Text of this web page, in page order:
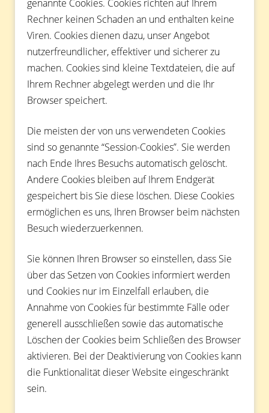
genannte Cookies. Cookies richten auf Ihrem
Rechner keinen Schaden an und enthalten keine
Viren. Cookies dienen dazu, unser Angebot
nutzerfreundlicher, effektiver und sicherer zu
machen. Cookies sind kleine Textdateien, die auf
Ihrem Rechner abgelegt werden und die Ihr
Browser speichert.
Die meisten der von uns verwendeten Cookies
sind so genannte “Session-Cookies”. Sie werden
nach Ende Ihres Besuchs automatisch gelöscht.
Andere Cookies bleiben auf Ihrem Endgerät
gespeichert bis Sie diese löschen. Diese Cookies
ermöglichen es uns, Ihren Browser beim nächsten
Besuch wiederzuerkennen.
Sie können Ihren Browser so einstellen, dass Sie
über das Setzen von Cookies informiert werden
und Cookies nur im Einzelfall erlauben, die
Annahme von Cookies für bestimmte Fälle oder
generell ausschließen sowie das automatische
Löschen der Cookies beim Schließen des Browser
aktivieren. Bei der Deaktivierung von Cookies kann
die Funktionalität dieser Website eingeschränkt
sein.